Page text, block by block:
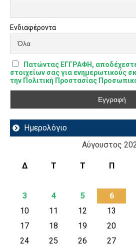
Ενδιαφέροντα
Πατώντας ΕΓΓΡΑΦΗ,
στοιχείων σας για ενημερωτικούς
την Πολιτική Προστασίας
Ημερολόγιο
Αύγουστος
Δ Τ Τ Π
3
4 5 6
10
11 12 13
17
18 19 20
24
25 26 27